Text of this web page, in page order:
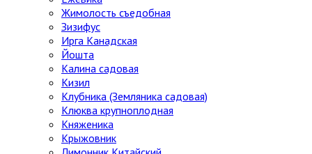
Жимолость съедобная
Зизифус
Ирга Канадская
Йошта
Калина садовая
Кизил
Клубника (Земляника садовая)
Клюква крупноплодная
Княженика
Крыжовник